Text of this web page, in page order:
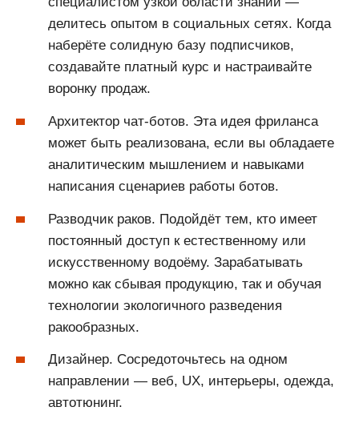
делитесь опытом в социальных сетях. Когда
наберёте солидную базу подписчиков,
создавайте платный курс и настраивайте
воронку продаж.
Архитектор чат-ботов. Эта идея фриланса
может быть реализована, если вы обладаете
аналитическим мышлением и навыками
написания сценариев работы ботов.
Разводчик раков. Подойдёт тем, кто имеет
постоянный доступ к естественному или
искусственному водоёму. Зарабатывать
можно как сбывая продукцию, так и обучая
технологии экологичного разведения
ракообразных.
Дизайнер. Сосредоточьтесь на одном
направлении — веб, UX, интерьеры, одежда,
автотюнинг.